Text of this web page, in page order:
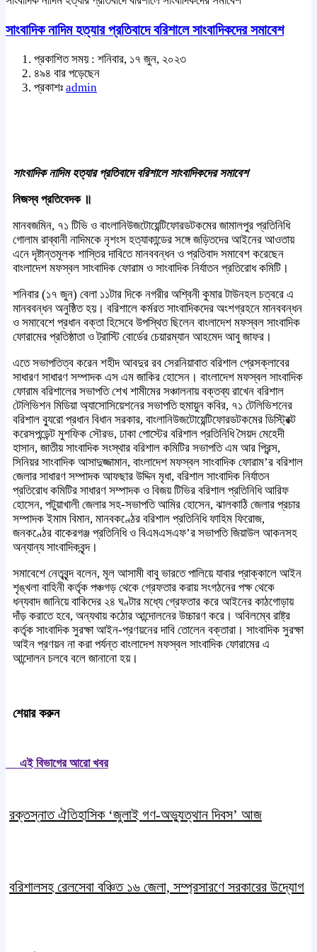
সাংবাদিক নাদিম হত্যার প্রতিবাদে বরিশালে সাংবাদিকদের সমাবেশ
প্রকাশিত সময় : শনিবার, ১৭ জুন, ২০২৩
৪৯৪ বার পড়েছেন
প্রকাশঃ admin
সাংবাদিক নাদিম হত্যার প্রতিবাদে বরিশালে সাংবাদিকদের সমাবেশ
নিজস্ব প্রতিবেদক ॥
মানবজমিন, ৭১ টিভি ও বাংলানিউজটোয়েন্টিফোরডটকমের জামালপুর প্রতিনিধি
গোলাম রাব্বানী নাদিমকে নৃশংস হত্যাকান্ডের সঙ্গে জড়িতদের আইনের আওতায়
এনে দৃষ্টান্তমূলক শাস্তির দাবিতে মানববন্ধন ও প্রতিবাদ সমাবেশ করেছেন
বাংলাদেশ মফস্বল সাংবাদিক ফোরাম ও সাংবাদিক নির্যাতন প্রতিরোধ কমিটি।
শনিবার (১৭ জুন) বেলা ১১টার দিকে নগরীর অশ্বিনী কুমার টাউনহল চত্বরে এ
মানববন্ধন অনুষ্ঠিত হয়। বরিশালে কর্মরত সাংবাদিকদের অংশগ্রহনে মানববন্ধন
ও সমাবেশে প্রধান বক্তা হিসেবে উপস্থিত ছিলেন বাংলাদেশ মফস্বল সাংবাদিক
ফোরামের প্রতিষ্ঠাতা ও ট্রাস্টি বোর্ডের চেয়ারম্যান আহমেদ আবু জাফর।
এতে সভাপতিত্ব করেন শহীদ আবদুর রব সেরনিয়াবাত বরিশাল প্রেসক্লাবের
সাধারণ সাধারণ সম্পাদক এস এম জাকির হোসেন। বাংলাদেশ মফস্বল সাংবাদিক
ফোরাম বরিশালের সভাপতি শেখ শামীমের সঞ্চালনায় বক্তব্য রাখেন বরিশাল
টেলিভিশন মিডিয়া অ্যাসোসিয়েশনের সভাপতি হুমায়ুন কবির, ৭১ টেলিভিশনের
বরিশাল ব্যুরো প্রধান বিধান সরকার, বাংলানিউজটোয়েন্টিফোরডটকমের ডিস্ট্রিক্ট
করেসপন্ডেন্ট মুশফিক সৌরভ, ঢাকা পোস্টের বরিশাল প্রতিনিধি সৈয়দ মেহেদী
হাসান, জাতীয় সাংবাদিক সংস্থার বরিশাল কমিটির সভাপতি এম আর প্রিন্স,
সিনিয়র সাংবাদিক আসাদুজ্জামান, বাংলাদেশ মফস্বল সাংবাদিক ফোরাম’র বরিশাল
জেলার সাধারণ সম্পাদক আফছার উদ্দিন মৃধা, বরিশাল সাংবাদিক নির্যাতন
প্রতিরোধ কমিটির সাধারণ সম্পাদক ও বিজয় টিভির বরিশাল প্রতিনিধি আরিফ
হোসেন, পটুয়াখালী জেলার সহ-সভাপতি আমির হোসেন, ঝালকাঠি জেলার প্রচার
সম্পাদক ইমাম বিমান, মানবকণ্ঠের বরিশাল প্রতিনিধি ফাহিম ফিরোজ,
জনকণ্ঠের বাকেরগঞ্জ প্রতিনিধি ও বিএমএসএফ’র সভাপতি জিয়াউল আকনসহ
অন্যান্য সাংবাদিকবৃন্দ।
সমাবেশে নেতৃবৃন্দ বলেন, মূল আসামী বাবু ভারতে পালিয়ে যাবার প্রাক্কালে আইন
শৃঙ্খলা বাহিনী কর্তৃক পঞ্চগড় থেকে গ্রেফতার করায় সংগঠনের পক্ষ থেকে
ধন্যবাদ জানিয়ে বাকিদের ২৪ ঘণ্টার মধ্যে গ্রেফতার করে আইনের কাঠগোড়ায়
দাঁড় করাতে হবে, অন্যথায় কঠোর আন্দোলনের উচ্চারণ করে। অবিলম্বে রাষ্ট্র
কর্তৃক সাংবাদিক সুরক্ষা আইন-প্রণয়নের দাবি তোলেন বক্তারা। সাংবাদিক সুরক্ষা
আইন প্রণয়ন না করা পর্যন্ত বাংলাদেশ মফস্বল সাংবাদিক ফোরামের এ
আন্দোলন চলবে বলে জানানো হয়।
শেয়ার করুন
এই বিভাগের আরো খবর
রক্তস্নাত ঐতিহাসিক ‌‘জুলাই গণ-অভ্যুত্থান দিবস’ আজ
বরিশালসহ রেলসেবা বঞ্চিত ১৬ জেলা, সম্প্রসারণে সরকারের উদ্যোগ